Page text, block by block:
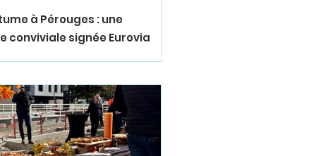
à Pérouges : une
conviviale signée Eurovia